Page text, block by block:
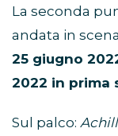
La seconda
andata in
25 giugno
2022 in prima
Sul palco: